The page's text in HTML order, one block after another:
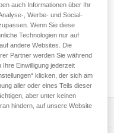
PANGA CUSTOM.
mit ihrem
auch Informationen über Ihr
, Werbe- und Social-
Wenn Sie diese
Technologien nur auf
andere Websites. Die
Partner werden Sie während
Einwilligung jederzeit
klicken, der sich am
aller oder eines Teils dieser
aber unter keinen
hindern, auf unsere Website